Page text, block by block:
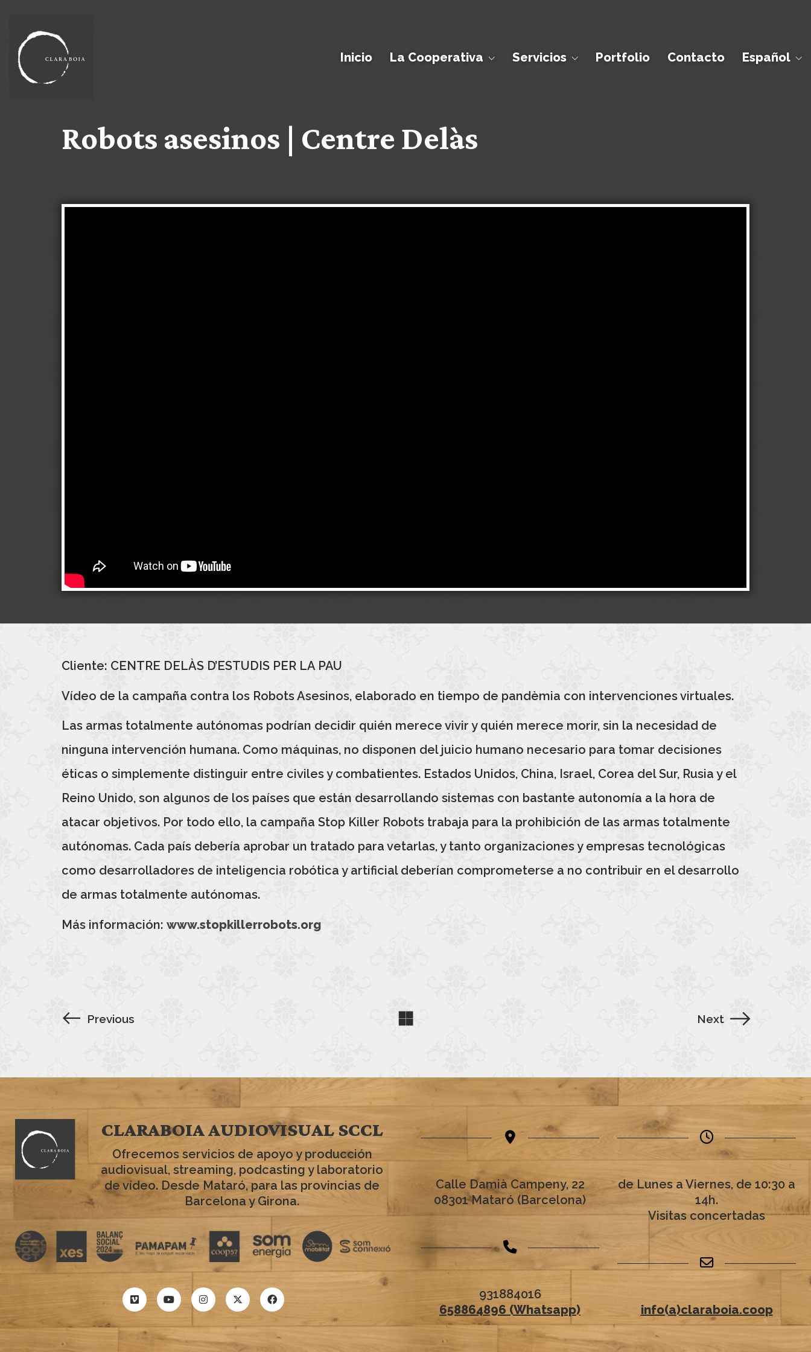
Inicio La Cooperativa Servicios Portfolio Contacto Español
Robots asesinos | Centre Delàs
Cliente: CENTRE DELÀS D’ESTUDIS PER LA PAU
Vídeo de la campaña contra los Robots Asesinos, elaborado en tiempo de pandèmia con intervenciones virtuales.
Las armas totalmente autónomas podrían decidir quién merece vivir y quién merece morir, sin la necesidad de
ninguna intervención humana. Como máquinas, no disponen del juicio humano necesario para tomar decisiones
éticas o simplemente distinguir entre civiles y combatientes. Estados Unidos, China, Israel, Corea del Sur, Rusia y el
Reino Unido, son algunos de los países que están desarrollando sistemas con bastante autonomía a la hora de
atacar objetivos. Por todo ello, la campaña Stop Killer Robots trabaja para la prohibición de las armas totalmente
autónomas. Cada país debería aprobar un tratado para vetarlas, y tanto organizaciones y empresas tecnológicas
como desarrolladores de inteligencia robótica y artificial deberían comprometerse a no contribuir en el desarrollo
de armas totalmente autónomas.
Más información: www.stopkillerrobots.org
Previous Next
CLARABOIA AUDIOVISUAL SCCL
Ofrecemos servicios de apoyo y producción
audiovisual, streaming, podcasting y laboratorio
de vídeo. Desde Mataró, para las provincias de
Barcelona y Girona.
Calle Damià Campeny, 22
08301 Mataró (Barcelona)
931884016
658864896 (Whatsapp)
de Lunes a Viernes, de 10:30 a
14h.
Visitas concertadas
info(a)claraboia.coop